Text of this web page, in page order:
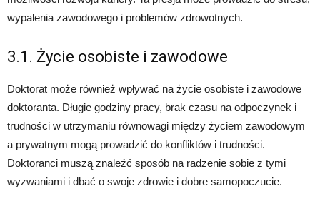
wypalenia zawodowego i problemów zdrowotnych.
3.1. Życie osobiste i zawodowe
Doktorat może również wpływać na życie osobiste i zawodowe
doktoranta. Długie godziny pracy, brak czasu na odpoczynek i
trudności w utrzymaniu równowagi między życiem zawodowym
a prywatnym mogą prowadzić do konfliktów i trudności.
Doktoranci muszą znaleźć sposób na radzenie sobie z tymi
wyzwaniami i dbać o swoje zdrowie i dobre samopoczucie.